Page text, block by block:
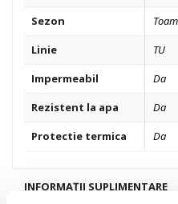
Sezon
Linie
TU
Impermeabil
Da
Rezistent la apa
Da
Protectie termica
Da
INFORMAȚII SUPLIMENTARE